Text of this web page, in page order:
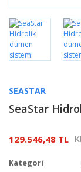
SEASTAR
SeaStar
129.546,48 TL
Kategori